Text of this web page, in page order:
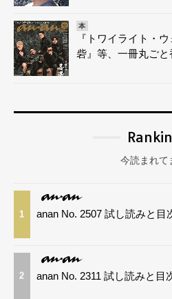
本
『トワイライト・
砦』等、一冊丸ごと
今読まれて
1 anan No. 2507 試し読みと目
2 anan No. 2311 試し読みと目